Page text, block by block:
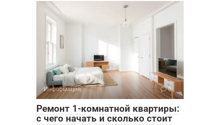
Информация 0
Ремонт 1-комнатной квартиры:
с чего начать и сколько стоит